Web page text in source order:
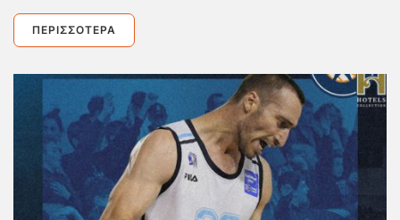
ΠΕΡΙΣΣΌΤΕΡΑ